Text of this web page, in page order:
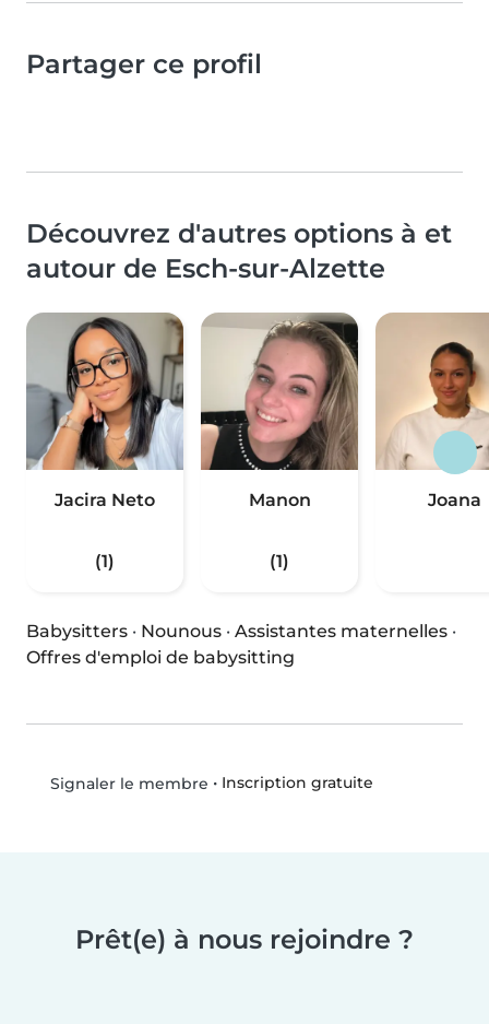
Partager ce profil
Découvrez d'autres options à et
autour de Esch-sur-Alzette
Jacira Neto
(1)
Manon
(1)
Joana
Babysitters · Nounous · Assistantes maternelles ·
Offres d'emploi de babysitting
Signaler le membre • Inscription gratuite
Prêt(e) à nous rejoindre ?